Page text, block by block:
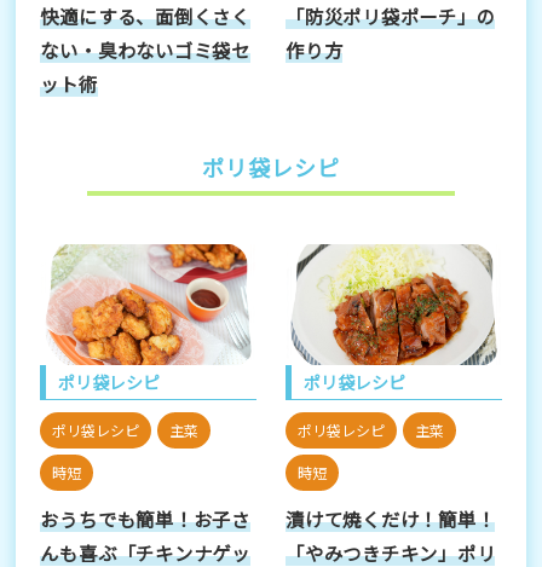
快適にする、面倒くさく
ない・臭わないゴミ袋セ
ット術
「防災ポリ袋ポーチ」の
作り方
ポリ袋レシピ
ポリ袋レシピ
ポリ袋レシピ 主菜
時短
おうちでも簡単！お子さ
んも喜ぶ「チキンナゲッ
ポリ袋レシピ
ポリ袋レシピ 主菜
時短
漬けて焼くだけ！簡単！
「やみつきチキン」ポリ